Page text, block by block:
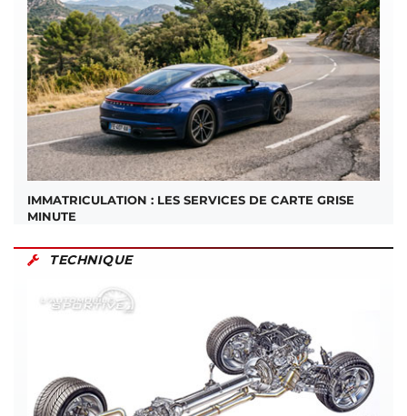
IMMATRICULATION : LES SERVICES DE CARTE GRISE
MINUTE
TECHNIQUE